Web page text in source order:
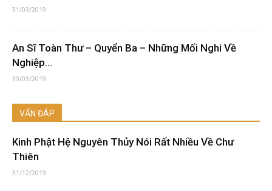
31/03/2019
An Sĩ Toàn Thư – Quyển Ba – Những Mối Nghi Về
Nghiệp...
30/03/2019
VẤN ĐÁP
Kinh Phật Hệ Nguyên Thủy Nói Rất Nhiều Về Chư
Thiên
31/12/2019